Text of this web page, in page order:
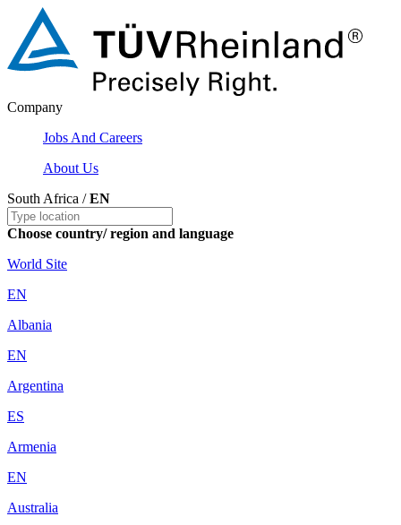
Company
Jobs And Careers
About Us
South Africa /EN
Choose country/ region and language
World Site
EN
Albania
EN
Argentina
ES
Armenia
EN
Australia